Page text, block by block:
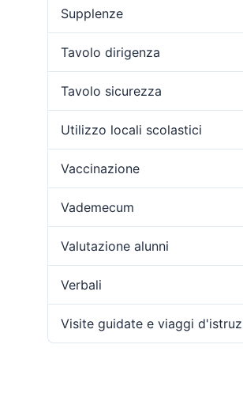
Supplenze
Tavolo dirigenza
Tavolo sicurezza
Utilizzo locali scolastici
Vaccinazione
Vademecum
Valutazione alunni
Verbali
Visite guidate e viaggi